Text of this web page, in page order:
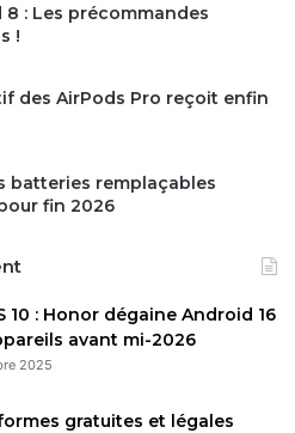
8 : Les précommandes
!
des AirPods Pro reçoit enfin
batteries remplaçables
fin 2026
10 : Honor dégaine Android 16
avant mi-2026
2025
gratuites et légales